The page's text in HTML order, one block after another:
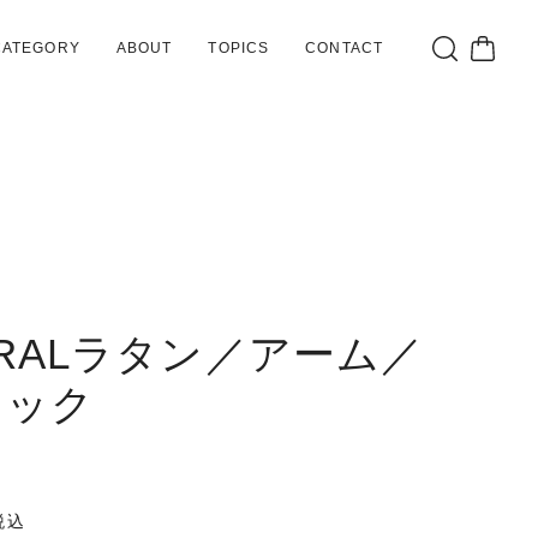
ABOUT TOPICS CONTACT
ラタン／アーム／
ク
込